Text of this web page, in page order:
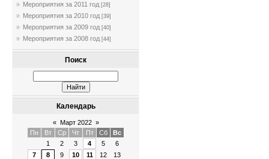
Мероприятия за 2011 год [28]
Мероприятия за 2010 год [39]
Мероприятия за 2009 год [40]
Мероприятия за 2008 год [44]
Поиск
Календарь
« Март 2022 »
Пн
Вт Ср Чт Пт Сб
Вс
1
2 3 4 5
6
7
8 9 10 11 12
13